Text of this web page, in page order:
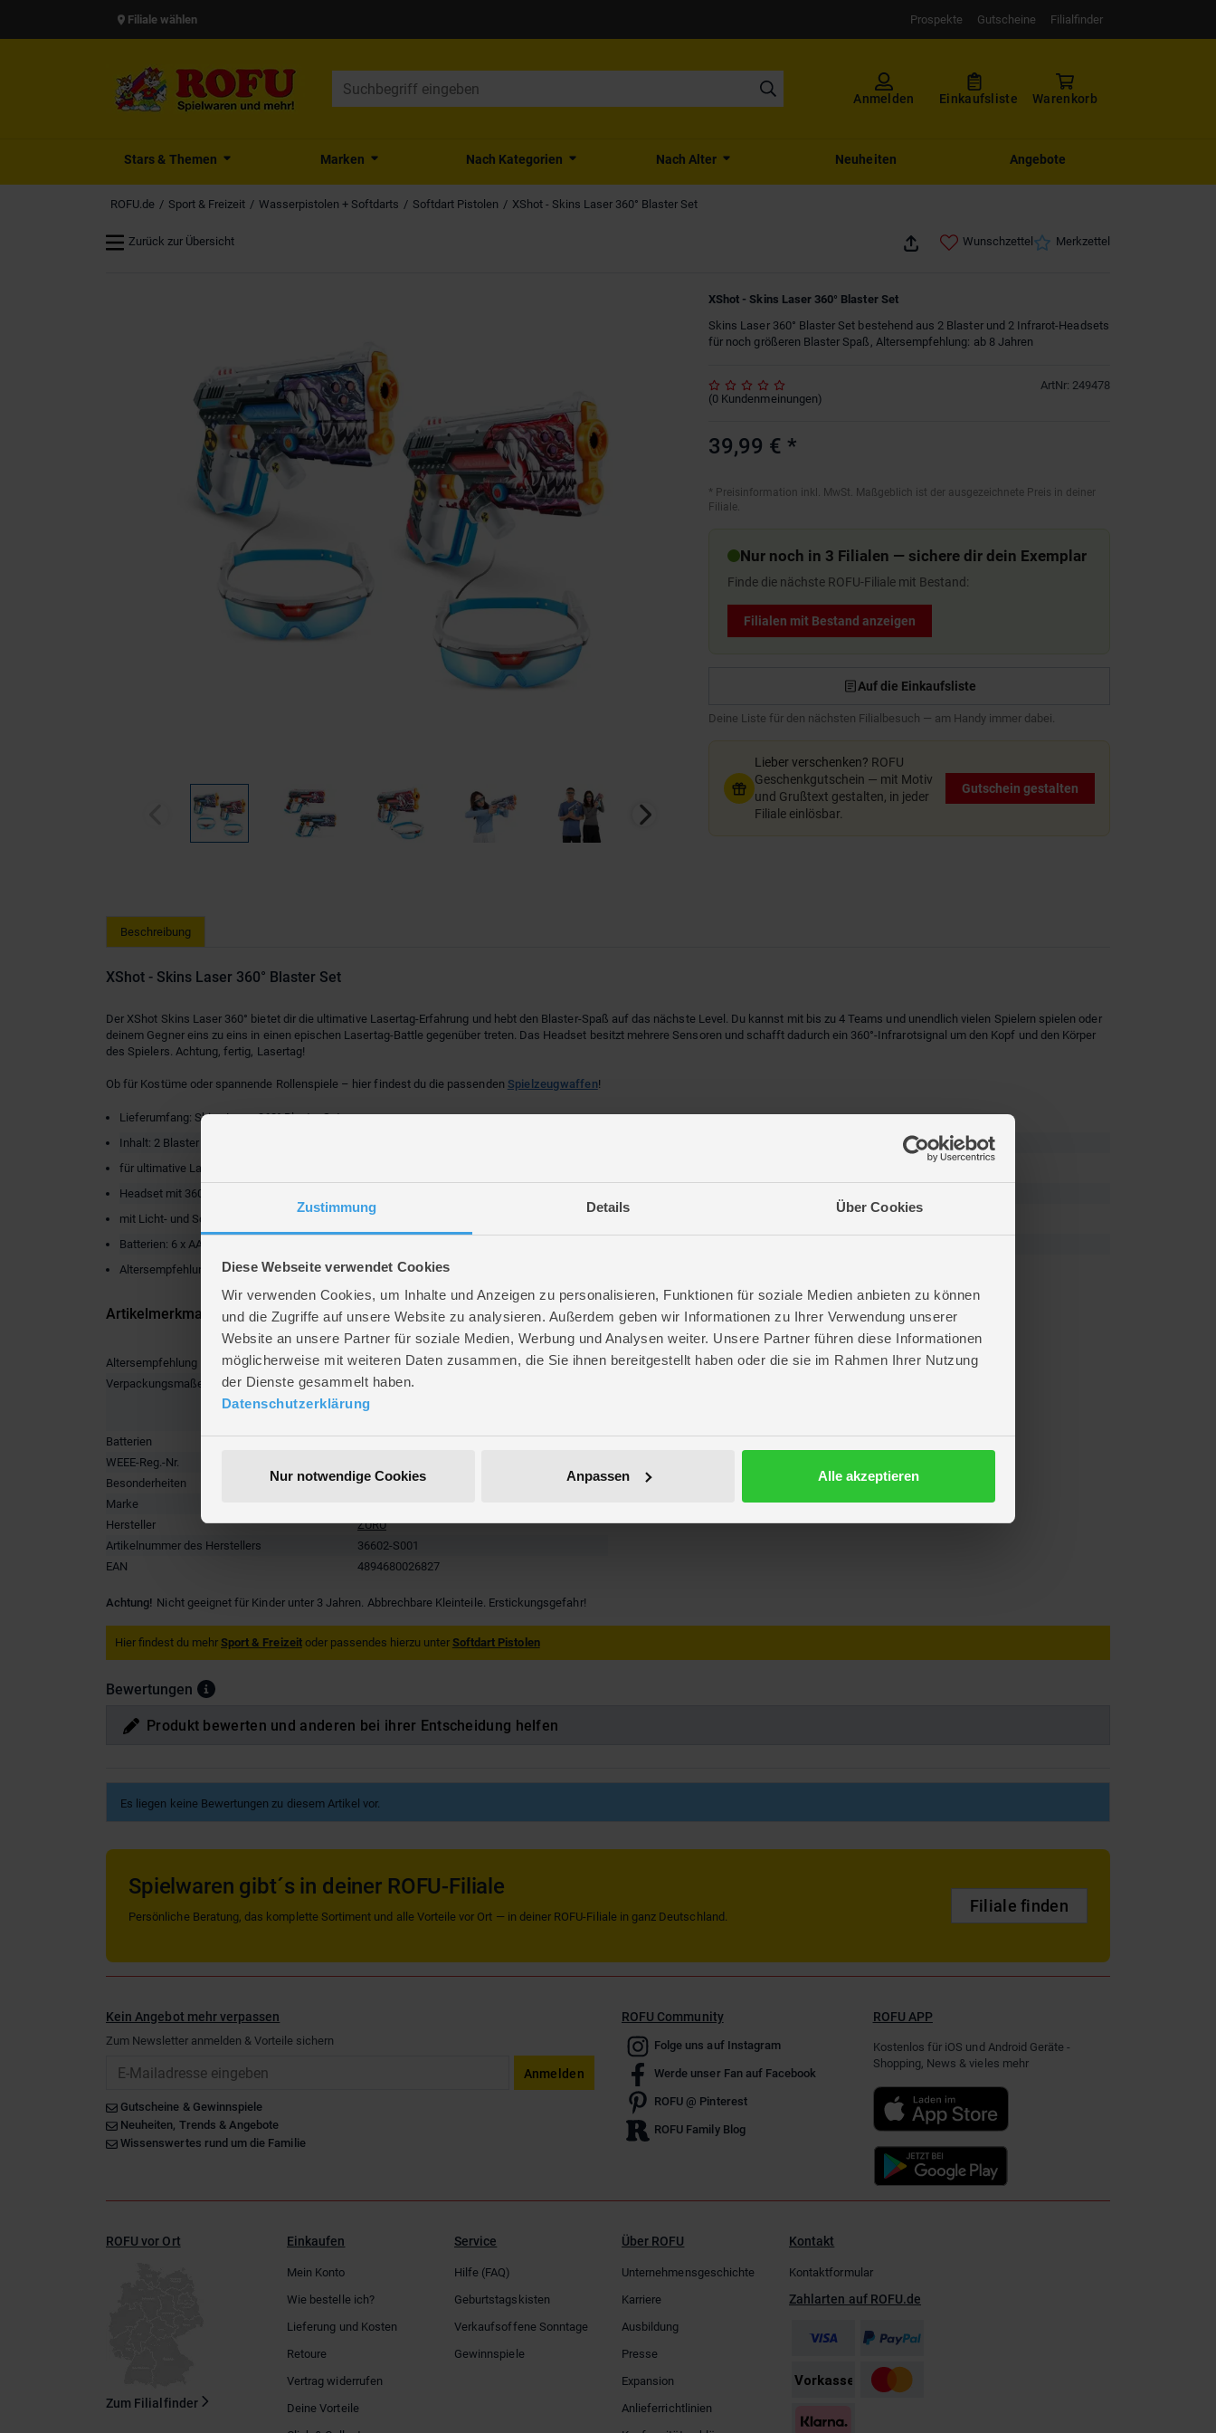
Zustimmung Details Über Cookies
Diese Webseite verwendet Cookies
Wir verwenden Cookies, um Inhalte und Anzeigen zu personalisieren, Funktionen für soziale Medien anbieten zu können
und die Zugriffe auf unsere Website zu analysieren. Außerdem geben wir Informationen zu Ihrer Verwendung unserer
Website an unsere Partner für soziale Medien, Werbung und Analysen weiter. Unsere Partner führen diese Informationen
möglicherweise mit weiteren Daten zusammen, die Sie ihnen bereitgestellt haben oder die sie im Rahmen Ihrer Nutzung
der Dienste gesammelt haben.
Datenschutzerklärung
Nur notwendige Cookies Anpassen Alle akzeptieren
Filiale wählen Prospekte Gutscheine Filialfinder
Anmelden Einkaufsliste Warenkorb
Stars & Themen Marken Nach Kategorien Nach Alter Neuheiten Angebote
ROFU.de Sport & Freizeit Wasserpistolen + Softdarts Softdart Pistolen XShot - Skins Laser 360° Blaster Set
Zurück zur Übersicht Wunschzettel Merkzettel
XShot - Skins Laser 360° Blaster Set
Skins Laser 360° Blaster Set bestehend aus 2 Blaster und 2 Infrarot-Headsets
für noch größeren Blaster Spaß, Altersempfehlung: ab 8 Jahren
ArtNr: 249478
(0 Kundenmeinungen)
39,99 € *
* Preisinformation inkl. MwSt. Maßgeblich ist der ausgezeichnete Preis in deiner
Filiale.
Nur noch in 3 Filialen — sichere dir dein Exemplar
Finde die nächste ROFU-Filiale mit Bestand:
Filialen mit Bestand anzeigen
Auf die Einkaufsliste
Deine Liste für den nächsten Filialbesuch — am Handy immer dabei.
Lieber verschenken? ROFU
Geschenkgutschein — mit Motiv
und Grußtext gestalten, in jeder
Filiale einlösbar.
Gutschein gestalten
Beschreibung
XShot - Skins Laser 360° Blaster Set
Der XShot Skins Laser 360° bietet dir die ultimative Lasertag-Erfahrung und hebt den Blaster-Spaß auf das nächste Level. Du kannst mit bis zu 4 Teams und unendlich vielen Spielern spielen oder
deinem Gegner eins zu eins in einen epischen Lasertag-Battle gegenüber treten. Das Headset besitzt mehrere Sensoren und schafft dadurch ein 360°-Infrarotsignal um den Kopf und den Körper
des Spielers. Achtung, fertig, Lasertag!
Ob für Kostüme oder spannende Rollenspiele – hier findest du die passenden Spielzeugwaffen!
Lieferumfang: Skins Laser 360° Blaster Set
Inhalt: 2 Blaster + 2 Infrarot-Headsets
für ultimative Lasertag-Battle
Headset mit 360 Grad Infrarotsignal
mit Licht- und Sound
Batterien: 6 x AAA (nicht enthalten)
Altersempfehlung: ab 8 Jahren
Artikelmerkmale
Altersempfehlung
ab 8 Jahre
Verpackungsmaße
Länge ca. 60,4 cm
Breite ca. 33 cm
Batterien
WEEE-Reg.-Nr.
Besonderheiten
Elektronikartikel
Marke
Hersteller
ZURU
Artikelnummer des Herstellers
36602-S001
EAN
4894680026827
Achtung! Nicht geeignet für Kinder unter 3 Jahren. Abbrechbare Kleinteile. Erstickungsgefahr!
Hier findest du mehr Sport & Freizeitoder passendes hierzu unter Softdart Pistolen
Bewertungen
Produkt bewerten und anderen bei ihrer Entscheidung helfen
Es liegen keine Bewertungen zu diesem Artikel vor.
Spielwaren gibt´s in deiner ROFU-Filiale
Persönliche Beratung, das komplette Sortiment und alle Vorteile vor Ort — in deiner ROFU-Filiale in ganz Deutschland.
Filiale finden
Kein Angebot mehr verpassen
Zum Newsletter anmelden & Vorteile sichern
Anmelden
Gutscheine & Gewinnspiele
Neuheiten, Trends & Angebote
Wissenswertes rund um die Familie
ROFU Community
Folge uns auf Instagram
Werde unser Fan auf Facebook
ROFU @ Pinterest
ROFU Family Blog
ROFU APP
Kostenlos für iOS und Android Geräte -
Shopping, News & vieles mehr
ROFU vor Ort
Zum Filialfinder
Einkaufen
Mein Konto
Wie bestelle ich?
Lieferung und Kosten
Retoure
Vertrag widerrufen
Deine Vorteile
Service
Hilfe (FAQ)
Geburtstagskisten
Verkaufsoffene Sonntage
Gewinnspiele
Über ROFU
Unternehmensgeschichte
Karriere
Ausbildung
Presse
Expansion
Anlieferrichtlinien
Kontakt
Kontaktformular
Zahlarten auf ROFU.de